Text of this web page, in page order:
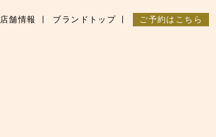
店舗情報 ブランドトップ ご予約はこちら